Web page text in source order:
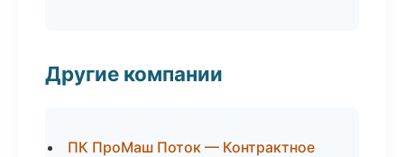
Другие компании
ПК ПроМаш Поток — Контрактное